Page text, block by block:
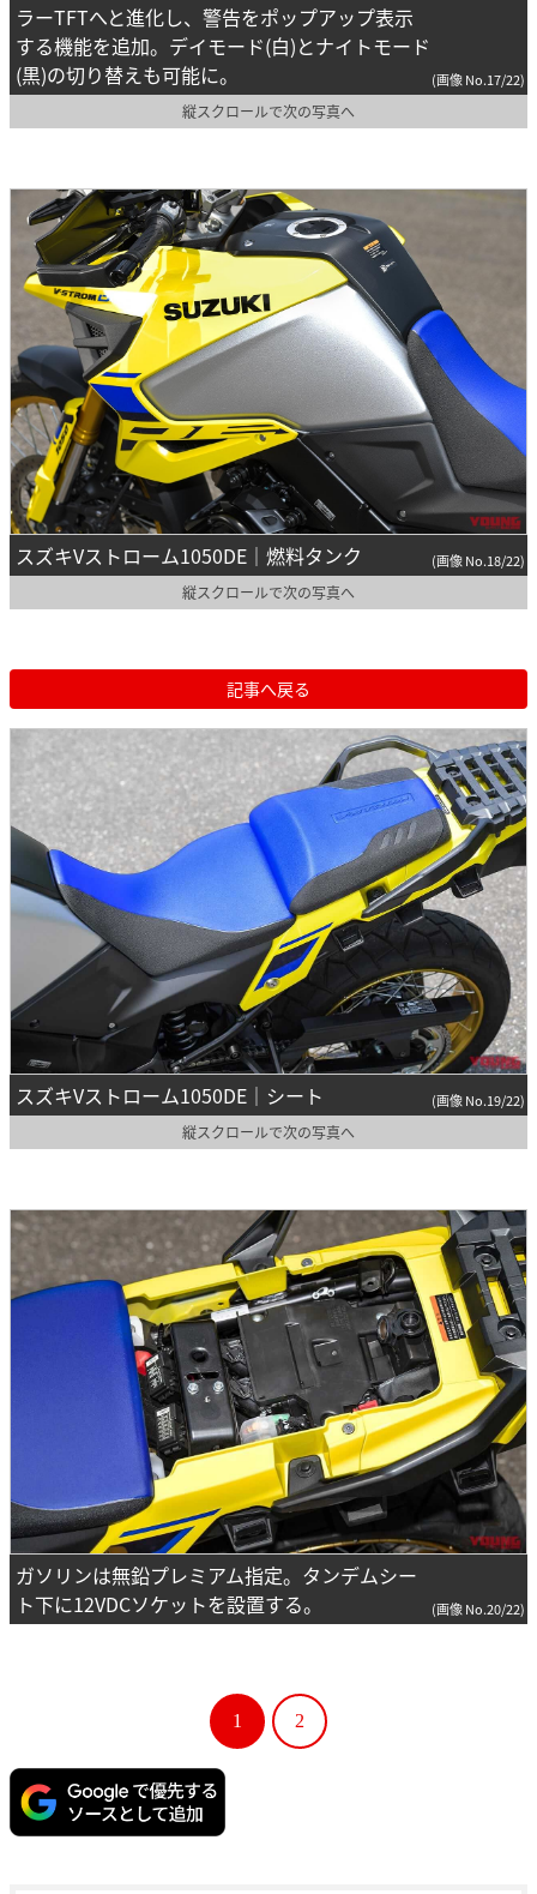
ラーTFTへと進化し、警告をポップアップ表示
する機能を追加。デイモード(白)とナイトモード
(黒)の切り替えも可能に。
(画像 No.17/22)
縦スクロールで次の写真へ
スズキVストローム1050DE｜燃料タンク (画像 No.18/22)
縦スクロールで次の写真へ
記事へ戻る
スズキVストローム1050DE｜シート (画像 No.19/22)
縦スクロールで次の写真へ
ガソリンは無鉛プレミアム指定。タンデムシー
ト下に12VDCソケットを設置する。
(画像 No.20/22)
1 2